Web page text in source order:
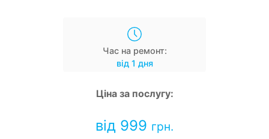
Час на ремонт:
від 1 дня
Ціна за послугу:
від 999 грн.